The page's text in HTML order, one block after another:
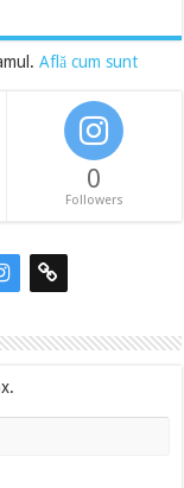
Află cum sunt
0
Followers